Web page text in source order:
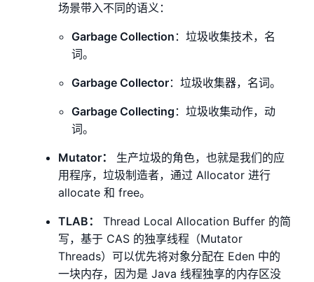
场景带入不同的语义：
Garbage Collection ：垃圾收集技术，名
词。
Garbage Collector：垃圾收集器，名词。
Garbage Collecting ：垃圾收集动作，动
词。
Mutator：
生产垃圾的角色，也就是我们的应
用程序，垃圾制造者，通过 Allocator 进行
allocate 和 free。
TLAB：
Thread Local Allocation Buffer 的简
写，基于 CAS 的独享线程（Mutator
Threads）可以优先将对象分配在 Eden 中的
一块内存，因为是 Java 线程独享的内存区没